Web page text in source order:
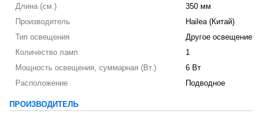
Длина (см.)
350 мм
Производитель
Hailea (Китай)
Тип освещения
Другое освещение
Количество ламп
1
Мощность освещения, суммарная (Вт.)
6 Вт
Расположение
Подводное
ПРОИЗВОДИТЕЛЬ